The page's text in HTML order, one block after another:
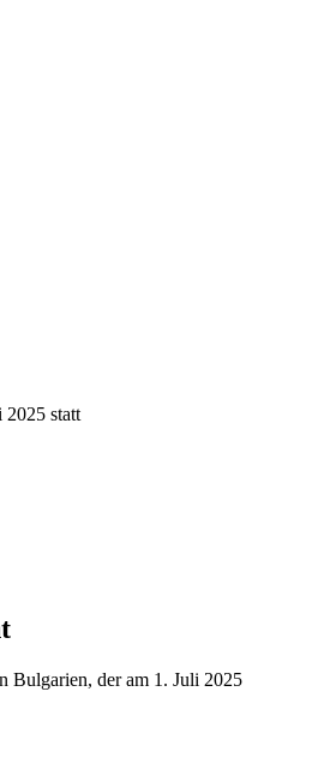
2025 statt
Bulgarien, der am 1. Juli 2025